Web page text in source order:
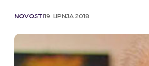
NOVOSTI19. LIPNJA 2018.